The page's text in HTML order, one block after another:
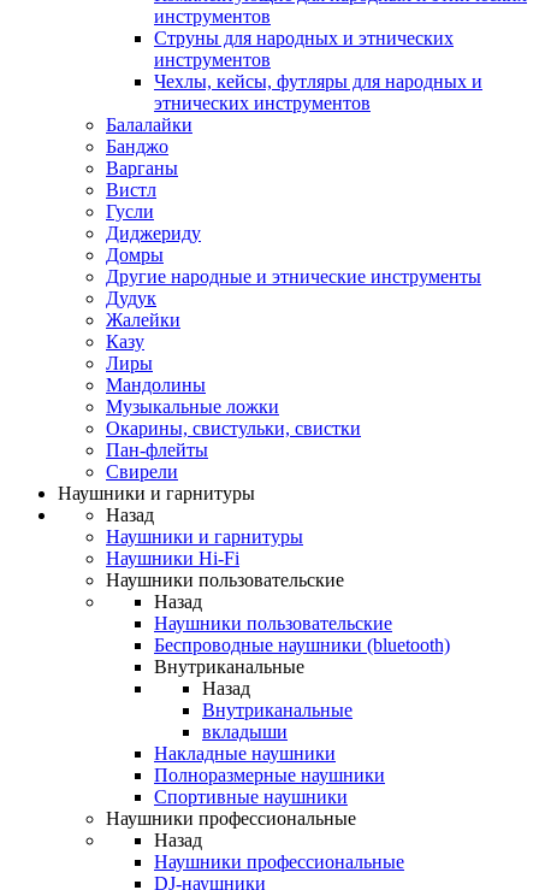
инструментов
Струны для народных и этнических
инструментов
Чехлы, кейсы, футляры для народных и
этнических инструментов
Балалайки
Банджо
Варганы
Вистл
Гусли
Диджериду
Домры
Другие народные и этнические инструменты
Дудук
Жалейки
Казу
Лиры
Мандолины
Музыкальные ложки
Окарины, свистульки, свистки
Пан-флейты
Свирели
Наушники и гарнитуры
Назад
Наушники и гарнитуры
Наушники Hi-Fi
Наушники пользовательские
Назад
Наушники пользовательские
Беспроводные наушники (bluetooth)
Внутриканальные
Назад
Внутриканальные
вкладыши
Накладные наушники
Полноразмерные наушники
Спортивные наушники
Наушники профессиональные
Назад
Наушники профессиональные
DJ-наушники